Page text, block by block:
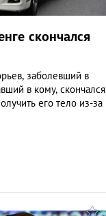
скончался
заболевший в
в кому, скончался
его тело из-за